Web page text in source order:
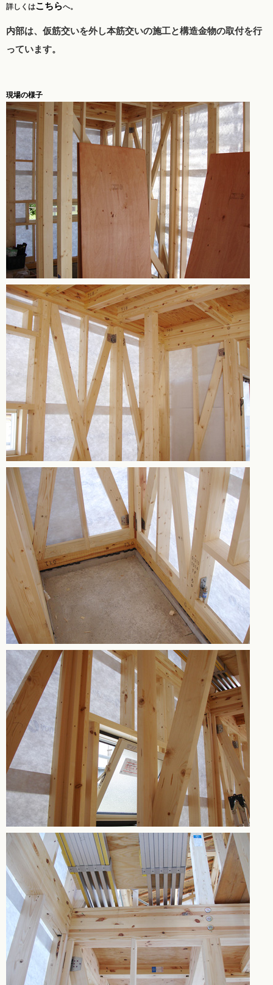
詳しくはこちらへ。
内部は、仮筋交いを外し本筋交いの施工と構造金物の取付を行
っています。
現場の様子